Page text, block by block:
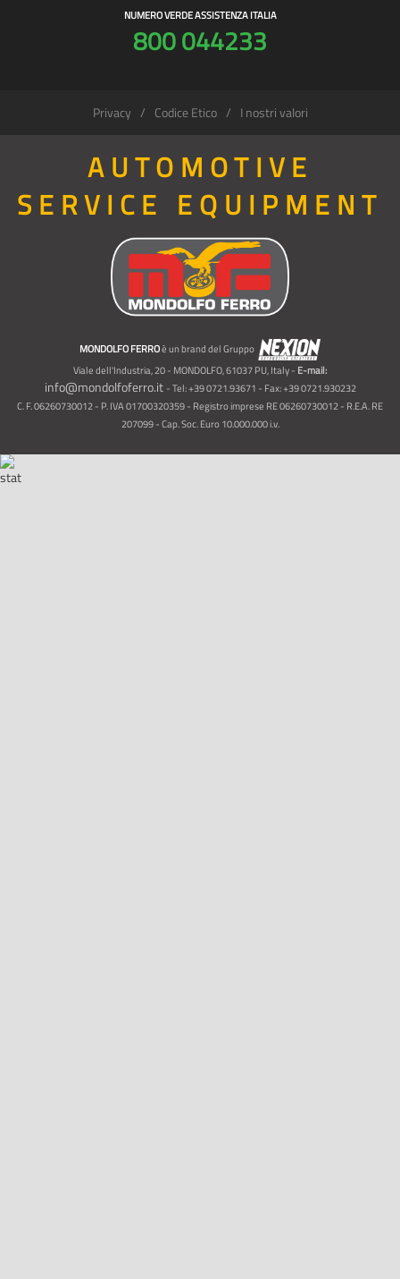
NUMERO VERDE ASSISTENZA ITALIA
800 044233
Privacy Codice Etico I nostri valori
AUTOMOTIVE
SERVICE EQUIPMENT
MONDOLFO FERROè un brand del Gruppo
Viale dell'Industria, 20 - MONDOLFO, 61037 PU, Italy - E-mail:
info@mondolfoferro.it - Tel: +39 0721.93671 - Fax: +39 0721.930232
C. F. 06260730012 - P. IVA 01700320359 - Registro imprese RE 06260730012 - R.E.A. RE
207099 - Cap. Soc. Euro 10.000.000 i.v.